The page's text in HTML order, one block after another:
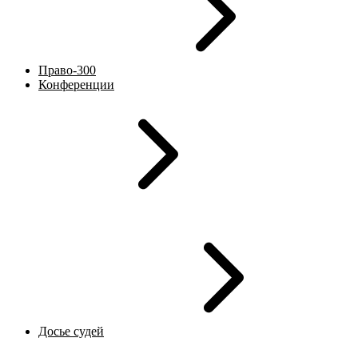
Право-300
Конференции
Досье судей